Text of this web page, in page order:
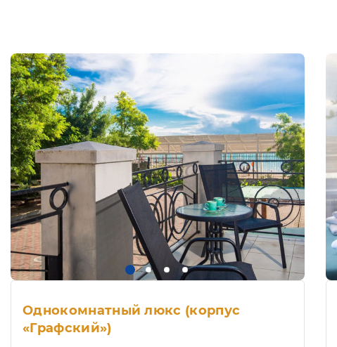
Однокомнатный люкс (корпус
«Графский»)